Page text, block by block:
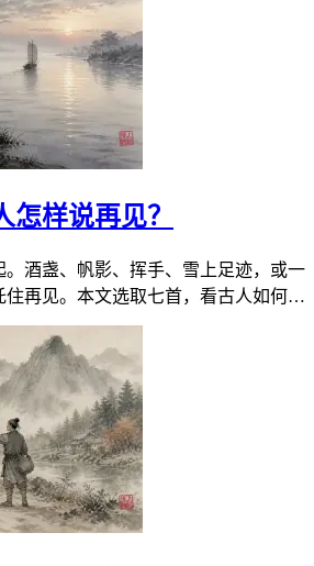
怎样说再见？
酒盏、帆影、挥手、雪上足迹，或一
再见。本文选取七首，看古人如何用
离情安放妥当。